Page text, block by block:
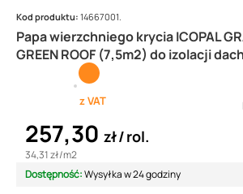
Papa wierzchniego krycia ICOPAL
GREEN ROOF (7,5m2) do izolacji
Kod produktu: 14667001.
z VAT
257,30 zł rol.
34,31 zł/m2
Dostępność:Wysyłka w 24 godziny